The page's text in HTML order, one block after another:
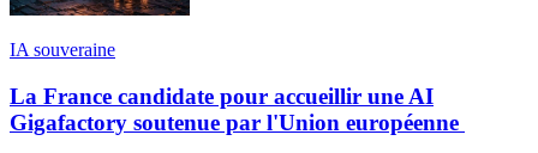
IA souveraine
La France candidate pour accueillir une AI
Gigafactory soutenue par l'Union européenne